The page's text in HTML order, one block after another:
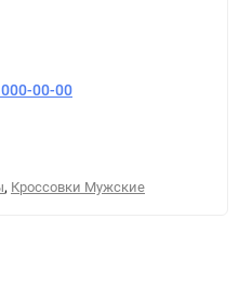
00-00
, Кроссовки Мужские